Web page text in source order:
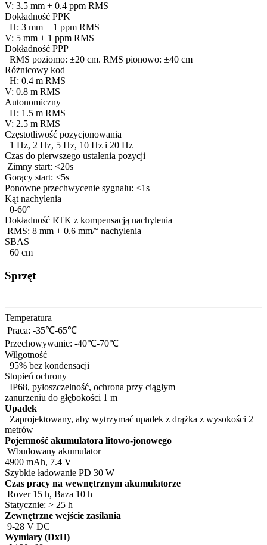
V: 3.5 mm + 0.4 ppm RMS
Dokładność PPK
H: 3 mm + 1 ppm RMS
V: 5 mm + 1 ppm RMS
Dokładność PPP
RMS poziomo: ±20 cm. RMS pionowo: ±40 cm
Różnicowy kod
H: 0.4 m RMS
V: 0.8 m RMS
Autonomiczny
H: 1.5 m RMS
V: 2.5 m RMS
Częstotliwość pozycjonowania
1 Hz, 2 Hz, 5 Hz, 10 Hz i 20 Hz
Czas do pierwszego ustalenia pozycji
Zimny start: <20s
Gorący start: <5s
Ponowne przechwycenie sygnału: <1s
Kąt nachylenia
0-60°
Dokładność RTK z kompensacją nachylenia
RMS: 8 mm + 0.6 mm/° nachylenia
SBAS
60 cm
Sprzęt
Temperatura
Praca: -35℃-65℃
Przechowywanie: -40℃-70℃
Wilgotność
95% bez kondensacji
Stopień ochrony
IP68, pyłoszczelność, ochrona przy ciągłym
zanurzeniu do głębokości 1 m
Upadek
Zaprojektowany, aby wytrzymać upadek z drążka z wysokości 2
metrów
Pojemność akumulatora litowo-jonowego
​Wbudowany akumulator
4900 mAh, 7.4 V
Szybkie ładowanie PD 30 W
Czas pracy na wewnętrznym akumulatorze
​Rover 15 h, Baza 10 h
Statycznie: > 25 h
Zewnętrzne wejście zasilania
​9-28 V DC
Wymiary (DxH)